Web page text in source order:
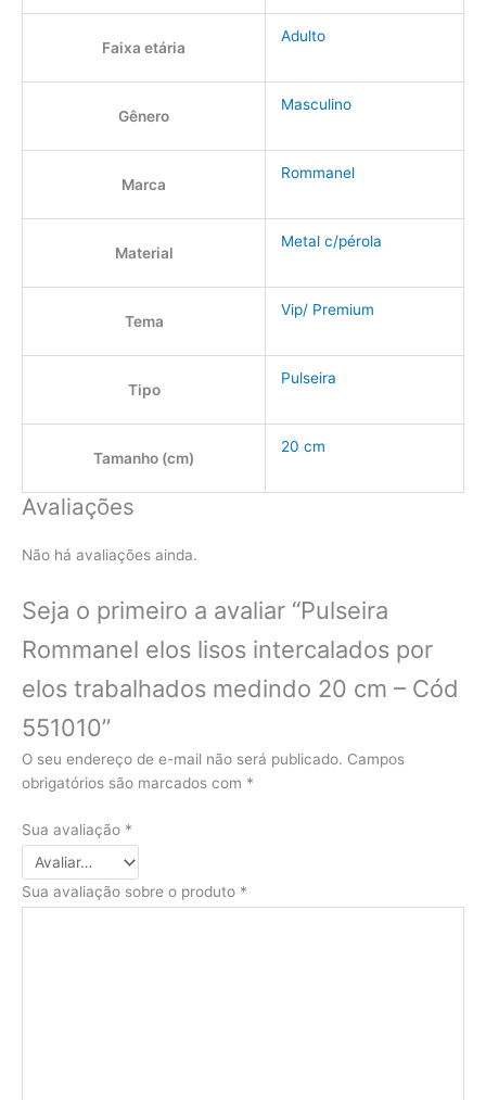
Faixa etária
Adulto
Gênero
Masculino
Marca
Rommanel
Material
Metal c/pérola
Tema
Vip/ Premium
Tipo
Pulseira
Tamanho (cm)
20 cm
Avaliações
Não há avaliações ainda.
Seja o primeiro a avaliar “Pulseira
Rommanel elos lisos intercalados por
elos trabalhados medindo 20 cm – Cód
551010”
O seu endereço de e-mail não será publicado. Campos
obrigatórios são marcados com *
Sua avaliação *
Sua avaliação sobre o produto *